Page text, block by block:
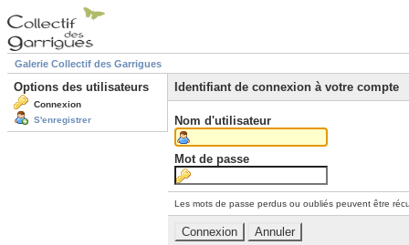
Galerie Collectif des Garrigues
Options des utilisateurs
Connexion
S'enregistrer
Identifiant de connexion à votre compte
Nom d'utilisateur
Mot de passe
Les mots de passe perdus ou oubliés peuvent être